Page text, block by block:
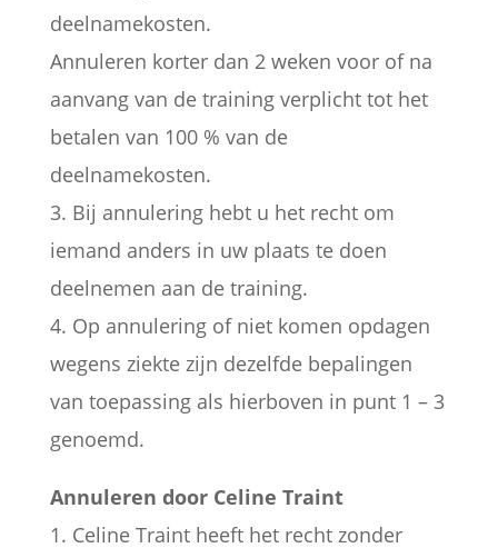
deelnamekosten.
Annuleren korter dan 2 weken voor of na
aanvang van de training verplicht tot het
betalen van 100 % van de
deelnamekosten.
3. Bij annulering hebt u het recht om
iemand anders in uw plaats te doen
deelnemen aan de training.
4. Op annulering of niet komen opdagen
wegens ziekte zijn dezelfde bepalingen
van toepassing als hierboven in punt 1 – 3
genoemd.
Annuleren door Celine Traint
1. Celine Traint heeft het recht zonder